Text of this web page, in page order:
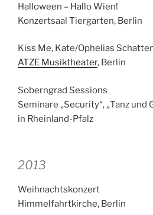
Halloween – Hallo Wien!
Konzertsaal Tiergarten, Berlin
Kiss Me, Kate/Ophelias
ATZE Musiktheater, Berlin
Soberngrad Sessions
Seminare „Security“, „Tanz und
in Rheinland-Pfalz
2013
Weihnachtskonzert
Himmelfahrtkirche, Berlin